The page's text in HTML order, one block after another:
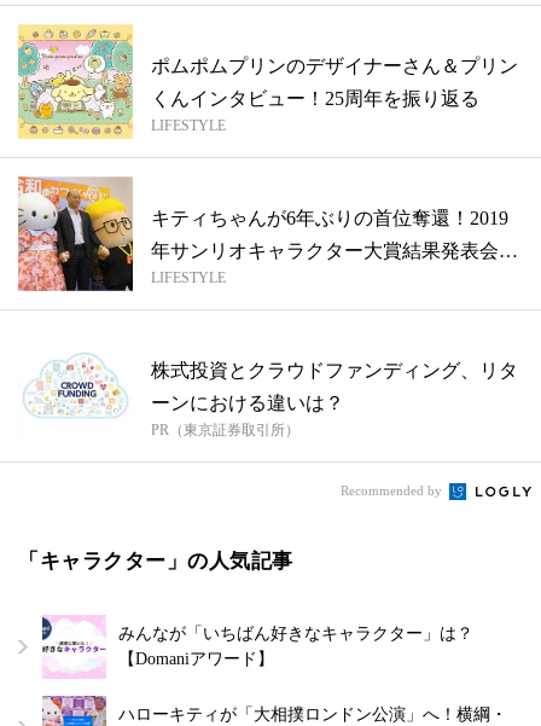
ポムポムプリンのデザイナーさん＆プリン
くんインタビュー！25周年を振り返る
LIFESTYLE
キティちゃんが6年ぶりの首位奪還！2019
年サンリオキャラクター大賞結果発表会
で...
LIFESTYLE
株式投資とクラウドファンディング、リタ
ーンにおける違いは？
PR（東京証券取引所）
Recommended by
「キャラクター」の人気記事
みんなが「いちばん好きなキャラクター」は？
【Domaniアワード】
ハローキティが「大相撲ロンドン公演」へ！横綱・